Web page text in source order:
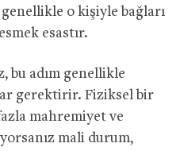
o kişiyle bağları
esastır.
bu adım genellikle
gerektirir. Fiziksel bir
mahremiyet ve
mali durum,